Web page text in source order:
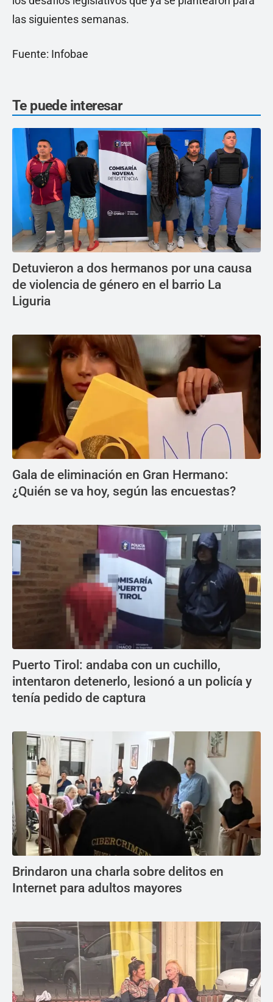
las siguientes semanas.
Fuente: Infobae
Te puede interesar
Detuvieron a dos hermanos por una causa
de violencia de género en el barrio La
Liguria
Gala de eliminación en Gran Hermano:
¿Quién se va hoy, según las encuestas?
Puerto Tirol: andaba con un cuchillo,
intentaron detenerlo, lesionó a un policía y
tenía pedido de captura
Brindaron una charla sobre delitos en
Internet para adultos mayores